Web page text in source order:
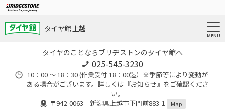
タイヤ館 上越
タイヤのことならブリヂストンのタイヤ館へ
025-545-3230
10：00 ～ 18：30 (作業受付 18：00迄）※季節等により変動が
ある場合がございます。詳しくは『お知らせ』をご確認くださ
い。
〒942-0063 新潟県上越市下門前883-1
Map